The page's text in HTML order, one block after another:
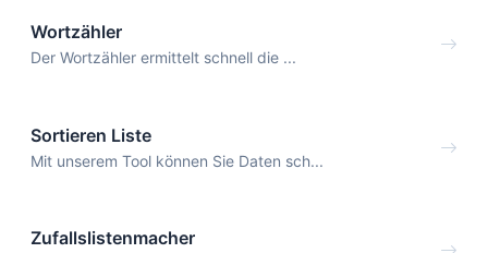
Wortzähler
Der Wortzähler ermittelt schnell die ...
Sortieren Liste
Mit unserem Tool können Sie Daten sch...
Zufallslistenmacher